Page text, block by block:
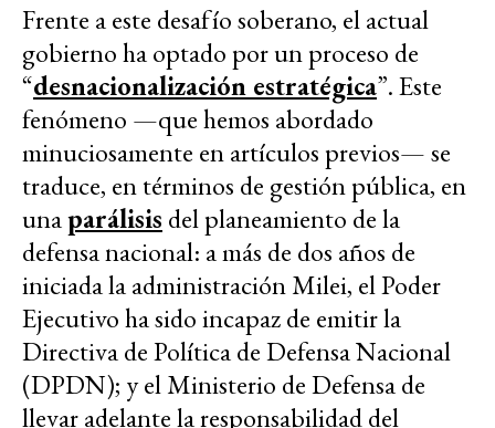
Frente a este desafío soberano, el actual
gobierno ha optado por un proceso de
“desnacionalización estratégica”. Este
fenómeno —que hemos abordado
minuciosamente en artículos previos— se
traduce, en términos de gestión pública, en
unaparálisis del planeamiento de la
defensa nacional: a más de dos años de
iniciada la administración Milei, el Poder
Ejecutivo ha sido incapaz de emitir la
Directiva de Política de Defensa Nacional
(DPDN); y el Ministerio de Defensa de
llevar adelante la responsabilidad del